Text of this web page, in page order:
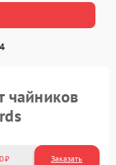
чайников
0 Заказать